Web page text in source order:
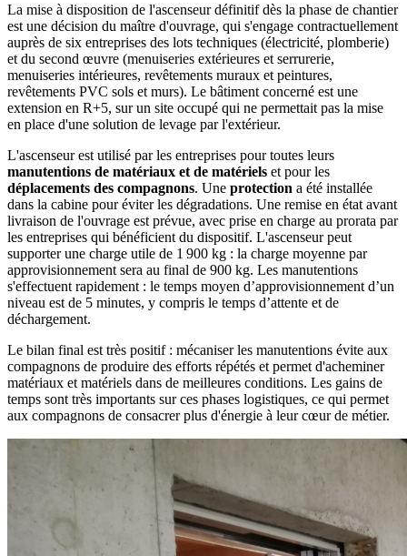
La mise à disposition de l'ascenseur définitif dès la phase de chantier
est une décision du maître d'ouvrage, qui s'engage contractuellement
auprès de six entreprises des lots techniques (électricité, plomberie)
et du second œuvre (menuiseries extérieures et serrurerie,
menuiseries intérieures, revêtements muraux et peintures,
revêtements PVC sols et murs). Le bâtiment concerné est une
extension en R+5, sur un site occupé qui ne permettait pas la mise
en place d'une solution de levage par l'extérieur.
L'ascenseur est utilisé par les entreprises pour toutes leurs
manutentions de matériaux et de matériels et pour les
déplacements des compagnons. Une protection a été installée
dans la cabine pour éviter les dégradations. Une remise en état avant
livraison de l'ouvrage est prévue, avec prise en charge au prorata par
les entreprises qui bénéficient du dispositif. L'ascenseur peut
supporter une charge utile de 1 900 kg : la charge moyenne par
approvisionnement sera au final de 900 kg. Les manutentions
s'effectuent rapidement : le temps moyen d’approvisionnement d’un
niveau est de 5 minutes, y compris le temps d’attente et de
déchargement.
Le bilan final est très positif : mécaniser les manutentions évite aux
compagnons de produire des efforts répétés et permet d'acheminer
matériaux et matériels dans de meilleures conditions. Les gains de
temps sont très importants sur ces phases logistiques, ce qui permet
aux compagnons de consacrer plus d'énergie à leur cœur de métier.